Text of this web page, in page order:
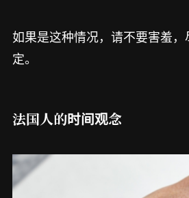
如果是这种情况，请不要害羞
定。
法国人的时间观念